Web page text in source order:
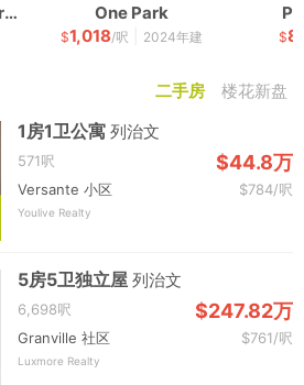
Hollybridge At River Green One Park
$1,018/呎 2024年建 $
二手房 楼花新盘
1房1卫公寓列治文
571呎 $44.8万
Versante 小区 $784/呎
Youlive Realty
5房5卫独立屋列治文
6,698呎 $247.82万
Granville 社区 $761/呎
Luxmore Realty